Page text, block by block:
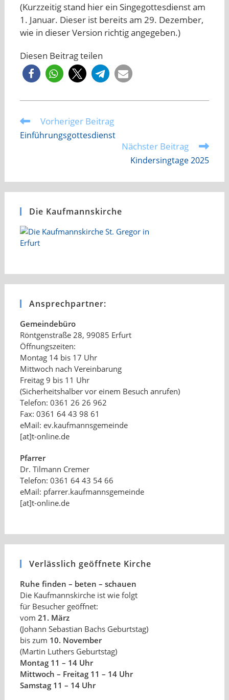
(Kurzzeitig stand hier ein Singegottesdienst am
1. Januar. Dieser ist bereits am 29. Dezember,
wie in dieser Version richtig angegeben.)
Diesen Beitrag teilen
Weitere
Artikel
ansehen
Vorheriger Beitrag
Einführungsgottesdienst
Nächster Beitrag
Kindersingtage 2025
Die Kaufmannskirche
Ansprechpartner:
Gemeindebüro
Röntgenstraße 28, 99085 Erfurt
Öffnungszeiten:
Montag 14 bis 17 Uhr
Mittwoch nach Vereinbarung
Freitag 9 bis 11 Uhr
(Sicherheitshalber vor einem Besuch anrufen)
Telefon: 0361 26 26 962
Fax: 0361 64 43 98 61
eMail: ev.kaufmannsgemeinde
[at]t-online.de
Pfarrer
Dr. Tilmann Cremer
Telefon: 0361 64 43 54 66
eMail: pfarrer.kaufmannsgemeinde
[at]t-online.de
Verlässlich geöffnete Kirche
Ruhe finden – beten – schauen
Die Kaufmannskirche ist wie folgt
für Besucher geöffnet:
vom 21. März
(Johann Sebastian Bachs Geburtstag)
bis zum 10. November
(Martin Luthers Geburtstag)
Montag 11 – 14 Uhr
Mittwoch – Freitag 11 – 14 Uhr
Samstag 11 – 14 Uhr